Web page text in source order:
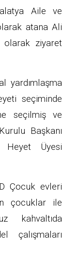
Aile ve
atana Ali
olarak ziyaret
yardımlaşma
seçiminde
seçilmiş ve
Başkanı
Heyet Üyesi
Çocuk evleri
çocuklar ile
kahvaltıda
çalışmaları